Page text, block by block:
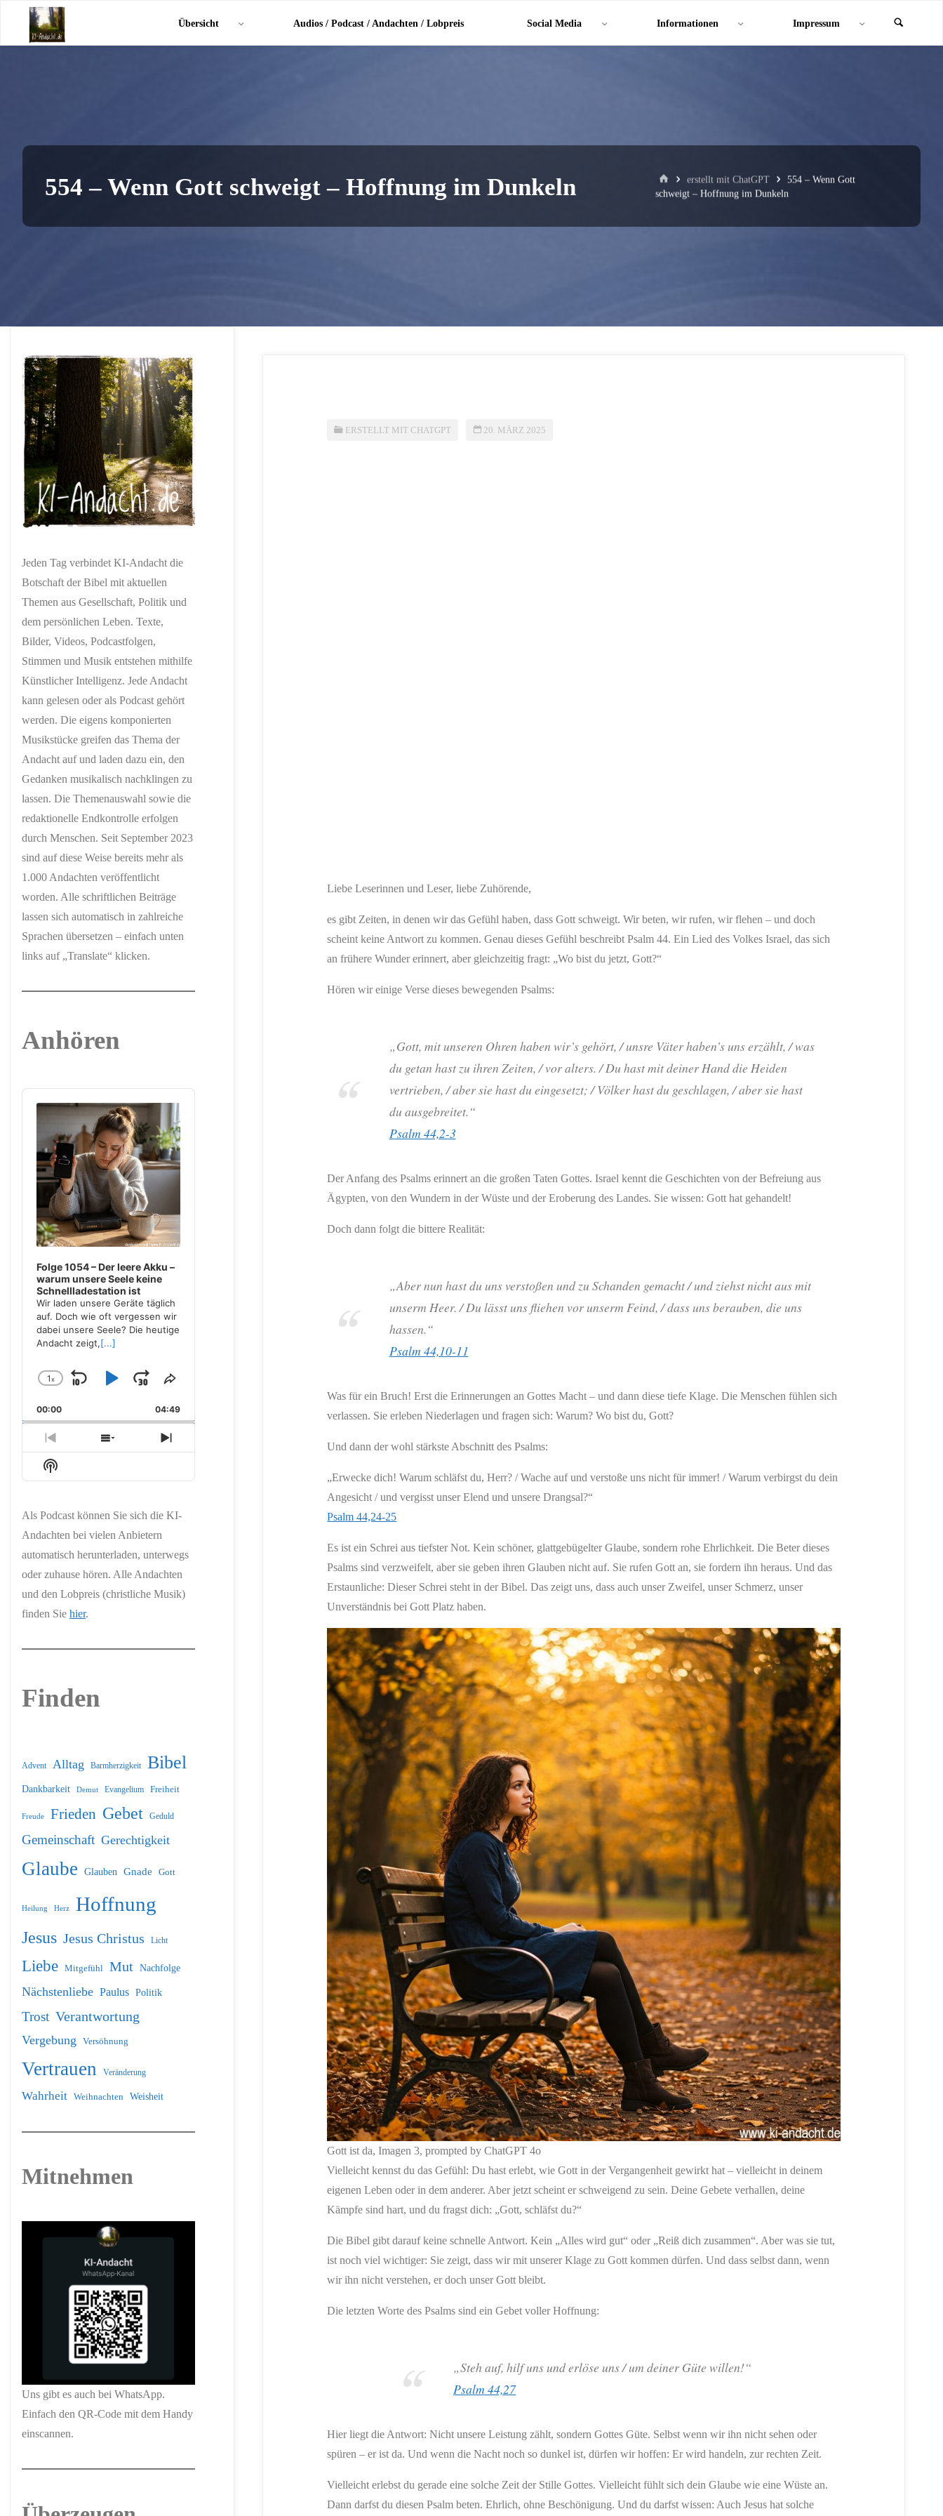
springen
Übersicht Audios / Podcast / Andachten / Lobpreis Social Media Informationen Impressum
554 – Wenn Gott schweigt – Hoffnung im Dunkeln Starterstellt mit ChatGPT
554 – Wenn Gott
schweigt – Hoffnung im Dunkeln
ERSTELLT MIT CHATGPT 20. MÄRZ 2025
Liebe Leserinnen und Leser, liebe Zuhörende,
es gibt Zeiten, in denen wir das Gefühl haben, dass Gott schweigt. Wir beten, wir rufen, wir flehen – und doch
scheint keine Antwort zu kommen. Genau dieses Gefühl beschreibt Psalm 44. Ein Lied des Volkes Israel, das sich
an frühere Wunder erinnert, aber gleichzeitig fragt: „Wo bist du jetzt, Gott?“
Hören wir einige Verse dieses bewegenden Psalms:
„Gott, mit unseren Ohren haben wir’s gehört, / unsre Väter haben’s uns erzählt, / was
du getan hast zu ihren Zeiten, / vor alters. / Du hast mit deiner Hand die Heiden
vertrieben, / aber sie hast du eingesetzt; / Völker hast du geschlagen, / aber sie hast
du ausgebreitet.“
Psalm 44,2-3
Der Anfang des Psalms erinnert an die großen Taten Gottes. Israel kennt die Geschichten von der Befreiung aus
Ägypten, von den Wundern in der Wüste und der Eroberung des Landes. Sie wissen: Gott hat gehandelt!
Doch dann folgt die bittere Realität:
„Aber nun hast du uns verstoßen und zu Schanden gemacht / und ziehst nicht aus mit
unserm Heer. / Du lässt uns fliehen vor unserm Feind, / dass uns berauben, die uns
hassen.“
Psalm 44,10-11
Was für ein Bruch! Erst die Erinnerungen an Gottes Macht – und dann diese tiefe Klage. Die Menschen fühlen sich
verlassen. Sie erleben Niederlagen und fragen sich: Warum? Wo bist du, Gott?
Und dann der wohl stärkste Abschnitt des Psalms:
„Erwecke dich! Warum schläfst du, Herr? / Wache auf und verstoße uns nicht für immer! / Warum verbirgst du dein
Angesicht / und vergisst unser Elend und unsere Drangsal?“
Psalm 44,24-25
Es ist ein Schrei aus tiefster Not. Kein schöner, glattgebügelter Glaube, sondern rohe Ehrlichkeit. Die Beter dieses
Psalms sind verzweifelt, aber sie geben ihren Glauben nicht auf. Sie rufen Gott an, sie fordern ihn heraus. Und das
Erstaunliche: Dieser Schrei steht in der Bibel. Das zeigt uns, dass auch unser Zweifel, unser Schmerz, unser
Unverständnis bei Gott Platz haben.
Gott ist da, Imagen 3, prompted by ChatGPT 4o
Vielleicht kennst du das Gefühl: Du hast erlebt, wie Gott in der Vergangenheit gewirkt hat – vielleicht in deinem
eigenen Leben oder in dem anderer. Aber jetzt scheint er schweigend zu sein. Deine Gebete verhallen, deine
Kämpfe sind hart, und du fragst dich: „Gott, schläfst du?“
Die Bibel gibt darauf keine schnelle Antwort. Kein „Alles wird gut“ oder „Reiß dich zusammen“. Aber was sie tut,
ist noch viel wichtiger: Sie zeigt, dass wir mit unserer Klage zu Gott kommen dürfen. Und dass selbst dann, wenn
wir ihn nicht verstehen, er doch unser Gott bleibt.
Die letzten Worte des Psalms sind ein Gebet voller Hoffnung:
„Steh auf, hilf uns und erlöse uns / um deiner Güte willen!“
Psalm 44,27
Hier liegt die Antwort: Nicht unsere Leistung zählt, sondern Gottes Güte. Selbst wenn wir ihn nicht sehen oder
spüren – er ist da. Und wenn die Nacht noch so dunkel ist, dürfen wir hoffen: Er wird handeln, zur rechten Zeit.
Vielleicht erlebst du gerade eine solche Zeit der Stille Gottes. Vielleicht fühlt sich dein Glaube wie eine Wüste an.
Dann darfst du diesen Psalm beten. Ehrlich, ohne Beschönigung. Und du darfst wissen: Auch Jesus hat solche
Jeden Tag verbindet KI-Andacht die
Botschaft der Bibel mit aktuellen
Themen aus Gesellschaft, Politik und
dem persönlichen Leben. Texte,
Bilder, Videos, Podcastfolgen,
Stimmen und Musik entstehen mithilfe
Künstlicher Intelligenz. Jede Andacht
kann gelesen oder als Podcast gehört
werden. Die eigens komponierten
Musikstücke greifen das Thema der
Andacht auf und laden dazu ein, den
Gedanken musikalisch nachklingen zu
lassen. Die Themenauswahl sowie die
redaktionelle Endkontrolle erfolgen
durch Menschen. Seit September 2023
sind auf diese Weise bereits mehr als
1.000 Andachten veröffentlicht
worden. Alle schriftlichen Beiträge
lassen sich automatisch in zahlreiche
Sprachen übersetzen – einfach unten
links auf „Translate“ klicken.
Anhören
Audio
Player
Folge 1054 – Der leere Akku –
warum unsere Seele keine
Schnellladestation ist
Wir laden unsere Geräte täglich
auf. Doch wie oft vergessen wir
dabei unsere Seele? Die heutige
Andacht zeigt,[...]
Change
Rate
1x
Skip
Backward
Play
Pause
Jump
Forward
Share
Episode
00:00 04:49
Previous
Episode
Show
Episodes
Next
Episode
Show
Podcast
Als Podcast können Sie sich die KI-
Andachten bei vielen Anbietern
automatisch herunterladen, unterwegs
oder zuhause hören. Alle Andachten
und den Lobpreis (christliche Musik)
finden Sie hier.
Finden
Advent Alltag Barmherzigkeit Bibel
Dankbarkeit Demut Evangelium Freiheit
Freude Frieden Gebet Geduld
Gemeinschaft Gerechtigkeit
Glaube Glauben Gnade Gott
Heilung Herz Hoffnung
Jesus Jesus Christus Licht
Liebe Mitgefühl Mut Nachfolge
Nächstenliebe Paulus Politik
Trost Verantwortung
Vergebung Versöhnung
Vertrauen Veränderung
Wahrheit Weihnachten Weisheit
Mitnehmen
Uns gibt es auch bei WhatsApp.
Einfach den QR-Code mit dem Handy
einscannen.